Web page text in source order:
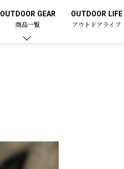
OUTDOOR GEAR
商品一覧
OUTDOOR LIFE
アウトドアライフ